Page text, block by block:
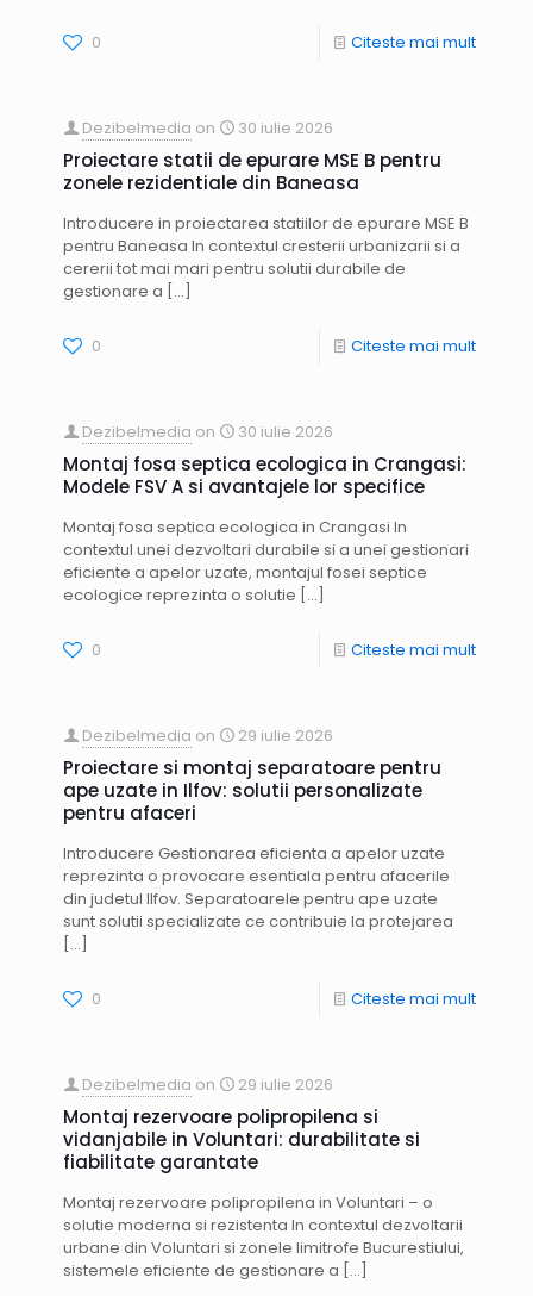
0 Citeste mai mult
Dezibelmedia on 30 iulie 2026
Proiectare statii de epurare MSE B pentru
zonele rezidentiale din Baneasa
Introducere in proiectarea statiilor de epurare MSE B
pentru Baneasa In contextul cresterii urbanizarii si a
cererii tot mai mari pentru solutii durabile de
gestionare a […]
0 Citeste mai mult
Dezibelmedia on 30 iulie 2026
Montaj fosa septica ecologica in Crangasi:
Modele FSV A si avantajele lor specifice
Montaj fosa septica ecologica in Crangasi In
contextul unei dezvoltari durabile si a unei gestionari
eficiente a apelor uzate, montajul fosei septice
ecologice reprezinta o solutie […]
0 Citeste mai mult
Dezibelmedia on 29 iulie 2026
Proiectare si montaj separatoare pentru
ape uzate in Ilfov: solutii personalizate
pentru afaceri
Introducere Gestionarea eficienta a apelor uzate
reprezinta o provocare esentiala pentru afacerile
din judetul Ilfov. Separatoarele pentru ape uzate
sunt solutii specializate ce contribuie la protejarea
[…]
0 Citeste mai mult
Dezibelmedia on 29 iulie 2026
Montaj rezervoare polipropilena si
vidanjabile in Voluntari: durabilitate si
fiabilitate garantate
Montaj rezervoare polipropilena in Voluntari – o
solutie moderna si rezistenta In contextul dezvoltarii
urbane din Voluntari si zonele limitrofe Bucurestiului,
sistemele eficiente de gestionare a […]